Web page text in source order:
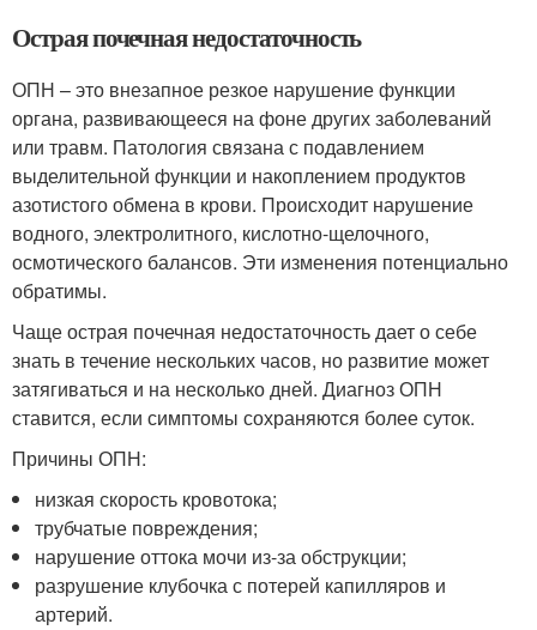
Острая почечная недостаточность
ОПН – это внезапное резкое нарушение функции
органа, развивающееся на фоне других заболеваний
или травм. Патология связана с подавлением
выделительной функции и накоплением продуктов
азотистого обмена в крови. Происходит нарушение
водного, электролитного, кислотно-щелочного,
осмотического балансов. Эти изменения потенциально
обратимы.
Чаще острая почечная недостаточность дает о себе
знать в течение нескольких часов, но развитие может
затягиваться и на несколько дней. Диагноз ОПН
ставится, если симптомы сохраняются более суток.
Причины ОПН:
низкая скорость кровотока;
трубчатые повреждения;
нарушение оттока мочи из-за обструкции;
разрушение клубочка с потерей капилляров и
артерий.